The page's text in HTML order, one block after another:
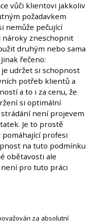
vůči klientovi jakkoliv
požadavkem
nemůže pečující
nároky zneschopnit
druhým nebo sama
řečeno:
udržet si schopnost
potřeb klientů a
a to i za cenu, že
si optimální
není projevem
Je to prostě
profesi
na tuto podmínku
obětavosti ale
pro tuto práci
za absolutní